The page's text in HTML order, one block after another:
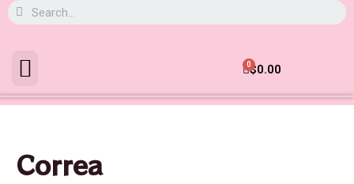
$0.00
0
Correa